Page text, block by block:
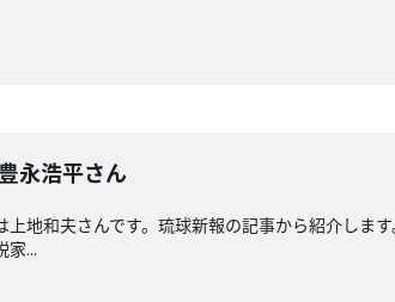
永浩平さん
地和夫さんです。琉球新報の記事から紹介しま
家...